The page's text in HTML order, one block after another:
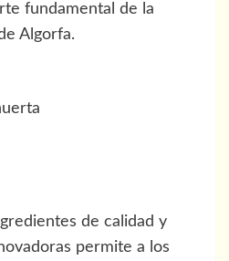
fundamental de la
Algorfa.
de calidad y
permite a los